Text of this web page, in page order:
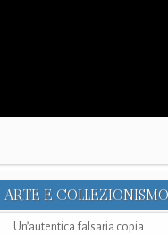
ARTE E COLLEZIONISMO
Un’autentica falsaria copia